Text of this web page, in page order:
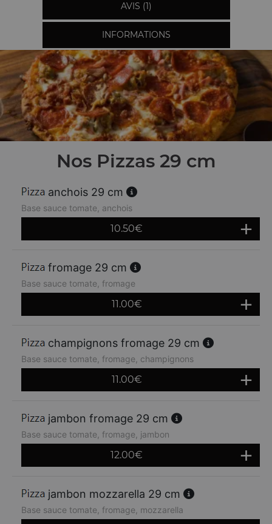
AVIS (1)
INFORMATIONS
Nos Pizzas 29 cm
anchois 29 cm
Base sauce tomate, anchois
10.50€
fromage 29 cm
Base sauce tomate, fromage
11.00€
champignons fromage 29 cm
Base sauce tomate, fromage, champignons
11.00€
jambon fromage 29 cm
Base sauce tomate, fromage, jambon
12.00€
jambon mozzarella 29 cm
Base sauce tomate, fromage, mozzarella